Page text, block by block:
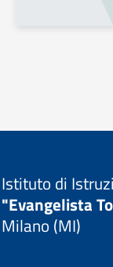
Istituto di
"Evangelista
Milano (MI)